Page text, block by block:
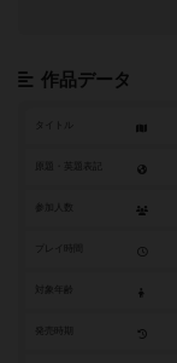
作品データ
タイトル
参加人数